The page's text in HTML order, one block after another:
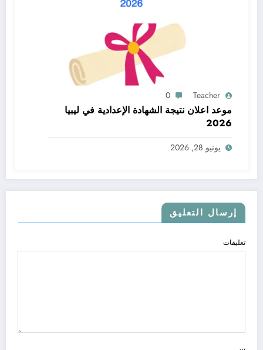
Teacher
0
موعد اعلان نتيجة الشهادة الإعدادية في ليبيا
2026
يونيو 28, 2026
إرسال التعليق
تعليقات